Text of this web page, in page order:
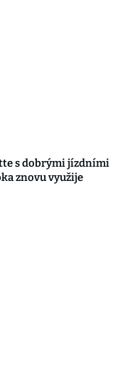
s dobrými jízdními
znovu využije